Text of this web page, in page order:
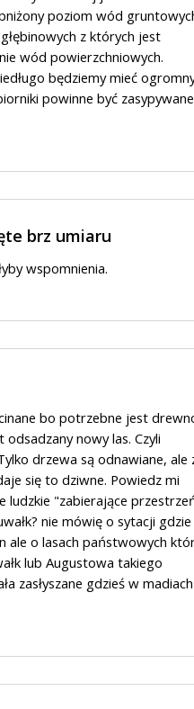
poziom wód
z których jest
wód powierzchniowych.
będziemy mieć
powinne być zasypywane
brz umiaru
wspomnienia.
bo potrzebne jest
nowy las. Czyli
drzewa są odnawiane, ale
się to dziwne. Powiedz mi
ludzkie "zabierające
nie mówię o sytacji gdzie
ale o lasach państwowych
lub Augustowa takiego
zasłyszane gdzieś w madiach